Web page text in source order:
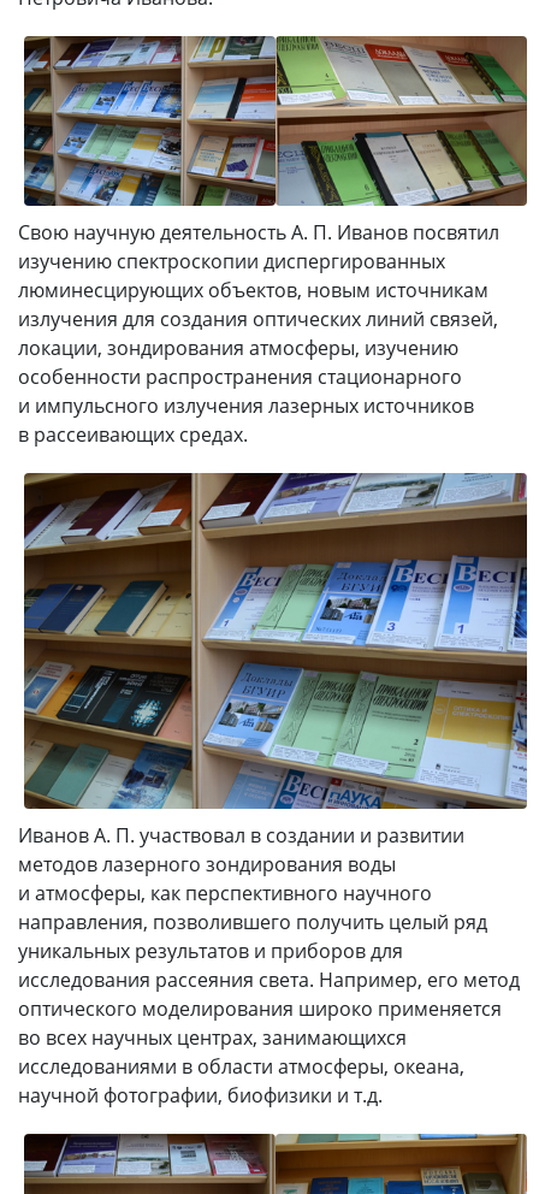
Свою научную деятельность А. П. Иванов посвятил
изучению спектроскопии диспергированных
люминесцирующих объектов, новым источникам
излучения для создания оптических линий связей,
локации, зондирования атмосферы, изучению
особенности распространения стационарного
и импульсного излучения лазерных источников
в рассеивающих средах.
Иванов А. П. участвовал в создании и развитии
методов лазерного зондирования воды
и атмосферы, как перспективного научного
направления, позволившего получить целый ряд
уникальных результатов и приборов для
исследования рассеяния света. Например, его метод
оптического моделирования широко применяется
во всех научных центрах, занимающихся
исследованиями в области атмосферы, океана,
научной фотографии, биофизики и т.д.